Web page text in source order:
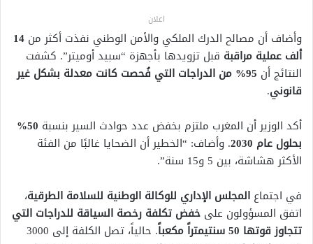
اعلان
وأضاف أن مصالح الدرك الملكي والأمن الوطني نفذت أكثر من 14
ألف عملية مراقبة قبل تزويدها بأجهزة “سبيد أوميتر”. كشفت
النتائج أن
95% من الدراجات التي فُحصت كانت معدلة بشكل غير
قانوني.
أكد الوزير أن المغرب ملتزم بخفض عدد حوادث السير بنسبة
50%
بحلول عام 2030
. وأضاف: “الخطير أن الضحايا غالبًا من الفئة
الأكثر هشاشة، بين 5 و15 سنة”.
في اجتماع المجلس الإداري للوكالة الوطنية للسلامة الطرقية،
اتفق المسؤولون على خفض تكلفة رخصة السياقة للدراجات التي
تتجاوز قوتها 50 سنتيمتراً مكعباً
. حالياً، تصل الكلفة إلى 3000